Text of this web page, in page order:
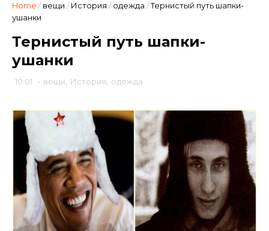
Home / вещи / История / одежда /Тернистый путь шапки-
ушанки
Тернистый путь шапки-
ушанки
10:01 - вещи История одежда